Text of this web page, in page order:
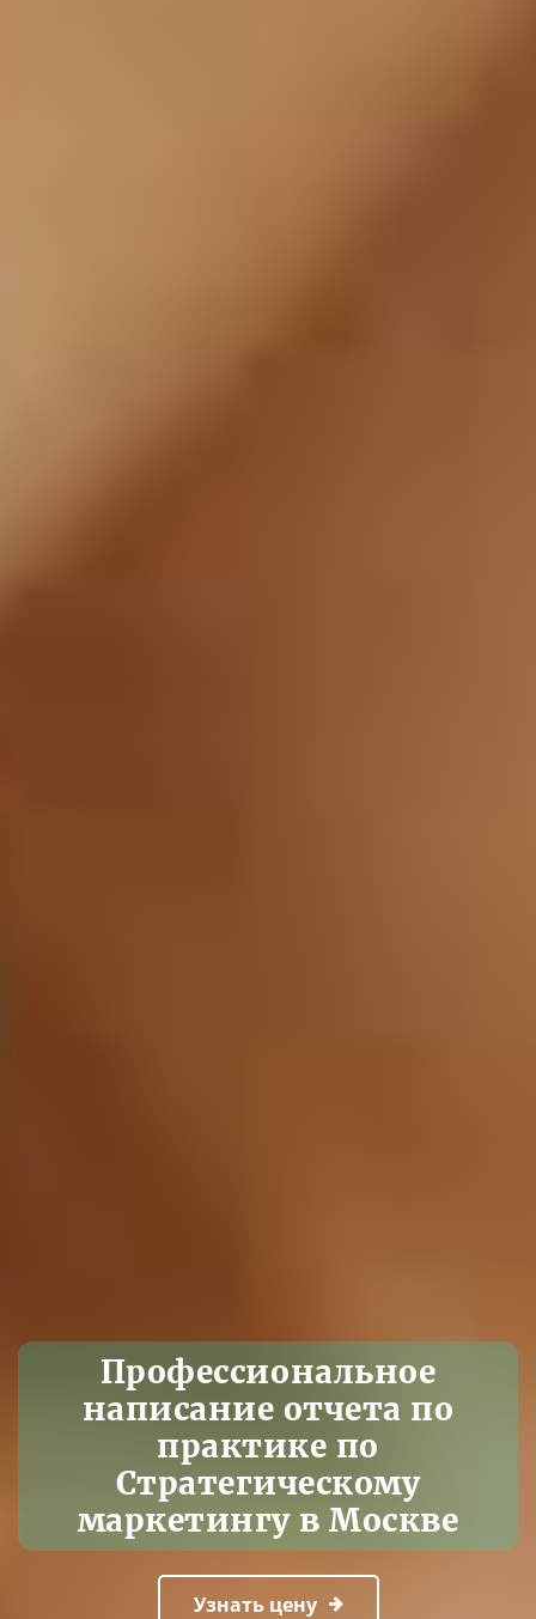
Профессиональное
написание отчета по
практике по
Стратегическому
маркетингу в Москве
Узнать цену